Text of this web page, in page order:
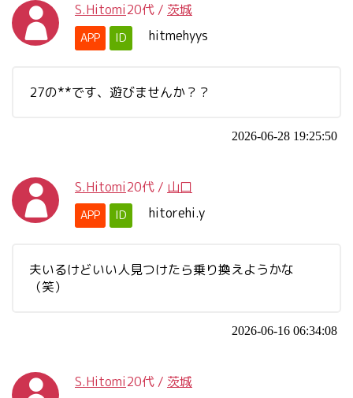
S.Hitomi20代 / 茨城
APP ID hitmehyys
27の**です、遊びませんか？？
2026-06-28 19:25:50
S.Hitomi20代 / 山口
APP ID hitorehi.y
夫いるけどいい人見つけたら乗り換えようかな
（笑）
2026-06-16 06:34:08
S.Hitomi20代 / 茨城